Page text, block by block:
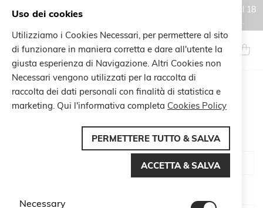
Gli ordini effettuati durante il periodo di chiusura estiva, dal 6 al 18
agosto, saranno processati e spediti a partire dal 19 agosto.
Salta
al
contenuto
Search
CUSTOMER LOGIN
Uso dei cookies
Utilizziamo i Cookies Necessari, per permettere al sito
di funzionare in maniera corretta e dare all'utente la
giusta esperienza di Navigazione. Altri Cookies non
Necessari vengono utilizzati per la raccolta di
raccolta dei dati personali con finalità di statistica e
marketing. Qui l'informativa completa Cookies Policy
PERMETTERE TUTTO & SALVA
ACCETTA & SALVA
Necessary